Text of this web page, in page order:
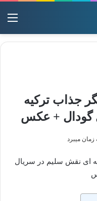
جذاب ترکیه
گودال + عکس
ای نقش سلیم در سریال